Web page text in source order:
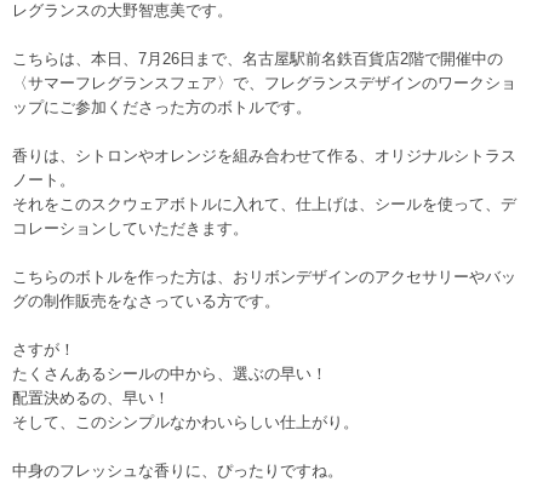
レグランスの大野智恵美です。
こちらは、本日、7月26日まで、名古屋駅前名鉄百貨店2階で開催中の
〈サマーフレグランスフェア〉で、フレグランスデザインのワークショ
ップにご参加くださった方のボトルです。
香りは、シトロンやオレンジを組み合わせて作る、オリジナルシトラス
ノート。
それをこのスクウェアボトルに入れて、仕上げは、シールを使って、デ
コレーションしていただきます。
こちらのボトルを作った方は、おリボンデザインのアクセサリーやバッ
グの制作販売をなさっている方です。
さすが！
たくさんあるシールの中から、選ぶの早い！
配置決めるの、早い！
そして、このシンプルなかわいらしい仕上がり。
中身のフレッシュな香りに、ぴったりですね。